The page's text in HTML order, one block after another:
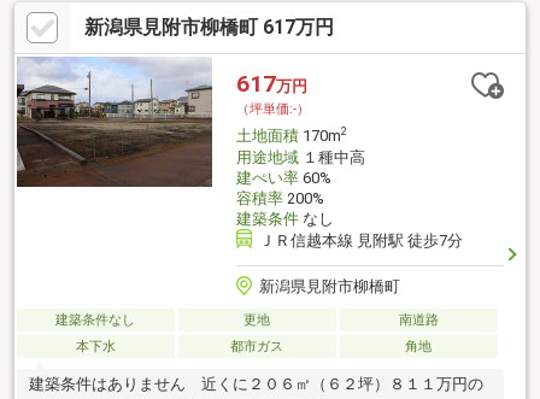
新潟県見附市柳橋町 617万円
617万円
（坪単価:-）
土地面積170m2
用途地域１種中高
建ぺい率60%
容積率200%
建築条件なし
ＪＲ信越本線 見附駅 徒歩7分
新潟県見附市柳橋町
建築条件なし 更地
南道路
本下水
都市ガス 角地
建築条件はありません 近くに２０６㎡（６２坪）８１１万円の